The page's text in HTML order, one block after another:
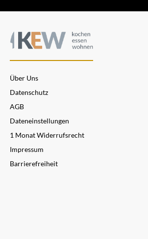
Über Uns
Datenschutz
AGB
Dateneinstellungen
1 Monat Widerrufsrecht
Impressum
Barrierefreiheit